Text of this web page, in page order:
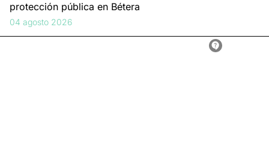
protección pública en Bétera
04 agosto 2026